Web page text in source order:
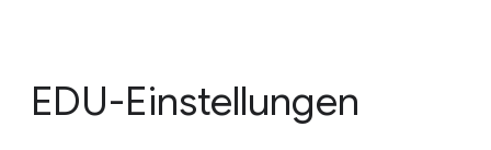
EDU-Einstellungen